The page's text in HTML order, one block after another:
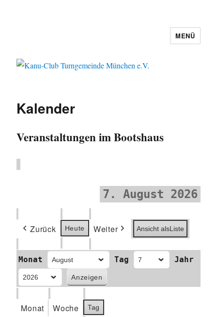
Kanu-Club Turngemeinde München
e.V.
MENÜ
Kalender
Veranstaltungen im Bootshaus
7. August 2026
Zurück Heute Weiter Ansicht alsListe
Monat Tag Jahr
Monat Woche Tag